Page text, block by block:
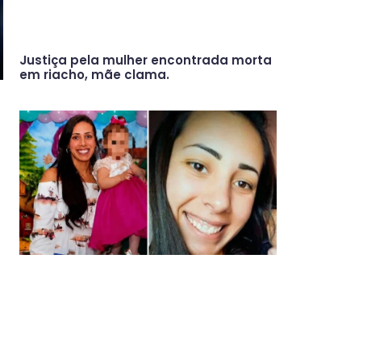
Justiça pela mulher encontrada morta
em riacho, mãe clama.